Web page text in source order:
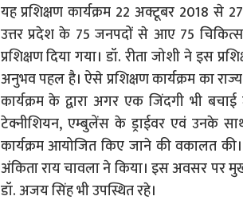
यह प्रशिक्षण कार्यक्रम 22 अक्टूबर 2018
उत्तर प्रदेश के 75 जनपदों से आए 75
प्रशिक्षण दिया गया। डॉ. रीता जोशी ने इस
अनुभव पहल है। ऐसे प्रशिक्षण कार्यक्रम का
कार्यक्रम के द्वारा अगर एक जिंदगी भी
टेक्नीशियन, एम्बुलेंस के ड्राईवर एवं उनके
कार्यक्रम आयोजित किए जाने की वकालत
अंकिता राय चावला ने किया। इस अवसर पर
डॉ. अजय सिंह भी उपस्थित रहे।